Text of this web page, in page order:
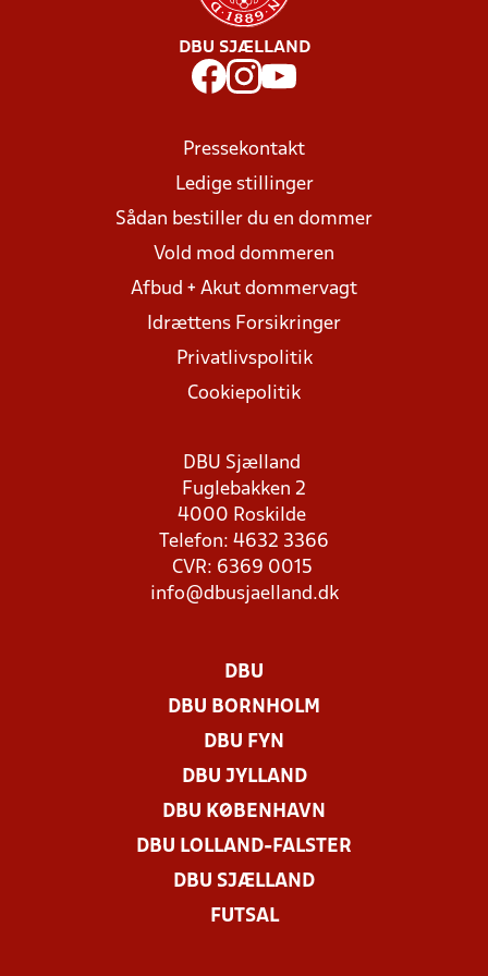
DBU SJÆLLAND
Pressekontakt
Ledige stillinger
Sådan bestiller du en dommer
Vold mod dommeren
Afbud + Akut dommervagt
Idrættens Forsikringer
Privatlivspolitik
Cookiepolitik
DBU Sjælland
Fuglebakken 2
4000 Roskilde
Telefon: 4632 3366
CVR: 6369 0015
info@dbusjaelland.dk
DBU
DBU BORNHOLM
DBU FYN
DBU JYLLAND
DBU KØBENHAVN
DBU LOLLAND-FALSTER
DBU SJÆLLAND
FUTSAL